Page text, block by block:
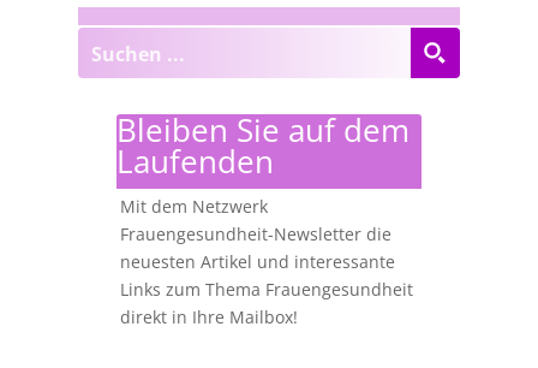
Bleiben Sie auf dem
Laufenden
Mit dem Netzwerk
Frauengesundheit-Newsletter die
neuesten Artikel und interessante
Links zum Thema Frauengesundheit
direkt in Ihre Mailbox!